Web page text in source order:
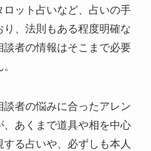
ロット占いなど、占いの手
、法則もある程度明確な
談者の情報はそこまで必要
談者の悩みに合ったアレン
、あくまで道具や相を中心
る占いや、必ずしも本人